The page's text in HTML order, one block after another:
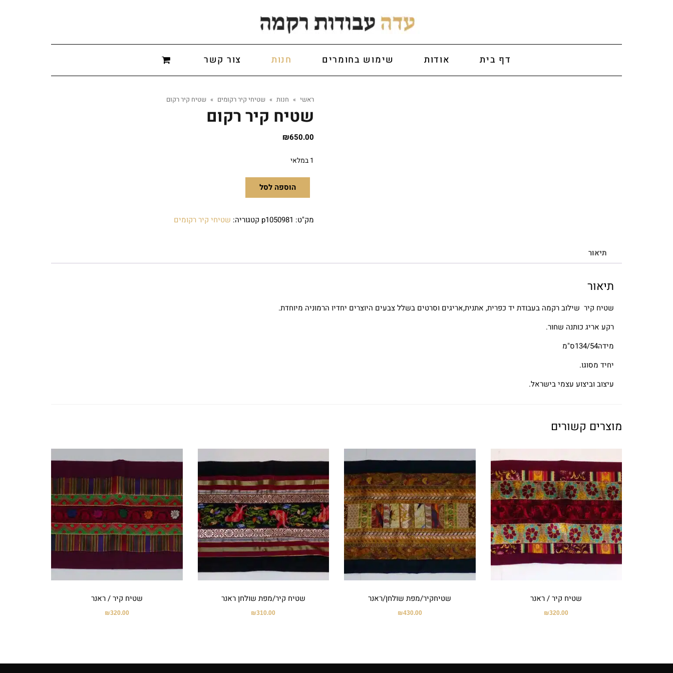
דף בית אודות שימוש בחומרים חנות צור קשר
ראשי » חנות » שטיחי קיר רקומים » שטיח קיר רקום
שטיח קיר רקום
₪650.00
1 במלאי
הוספה לסל
מק"ט: p1050981 קטגוריה: שטיחי קיר רקומים
תיאור
תיאור
שטיח קיר שילוב רקמה בעבודת יד כפרית, אתנית,אריגים וסרטים בשלל צבעים היוצרים יחדיו הרמוניה מיוחדת.
רקע אריג כותנה שחור.
מידה134/54ס"מ
יחיד מסוגו.
עיצוב וביצוע עצמי בישראל.
מוצרים קשורים
שטיח קיר / ראנר
₪320.00
שטיחקיר/מפת שולחן/ראנר
₪430.00
שטיח קיר/מפת שולחן ראנר
₪310.00
שטיח קיר / ראנר
₪320.00